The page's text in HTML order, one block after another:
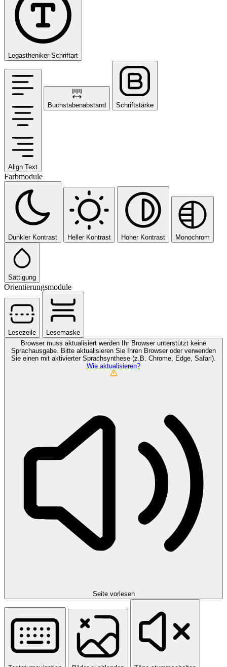
Legastheniker-Schriftart
Align Text
Buchstabenabstand Schriftstärke
Farbmodule
Dunkler Kontrast Heller Kontrast Hoher Kontrast Monochrom
Sättigung
Orientierungsmodule
Lesezeile
Lesemaske
Browser muss aktualisiert werden Ihr Browser unterstützt keine
Sprachausgabe. Bitte aktualisieren Sie Ihren Browser oder verwenden
Sie einen mit aktivierter Sprachsynthese (z.B. Chrome, Edge, Safari).
Wie aktualisieren?
Seite vorlesen